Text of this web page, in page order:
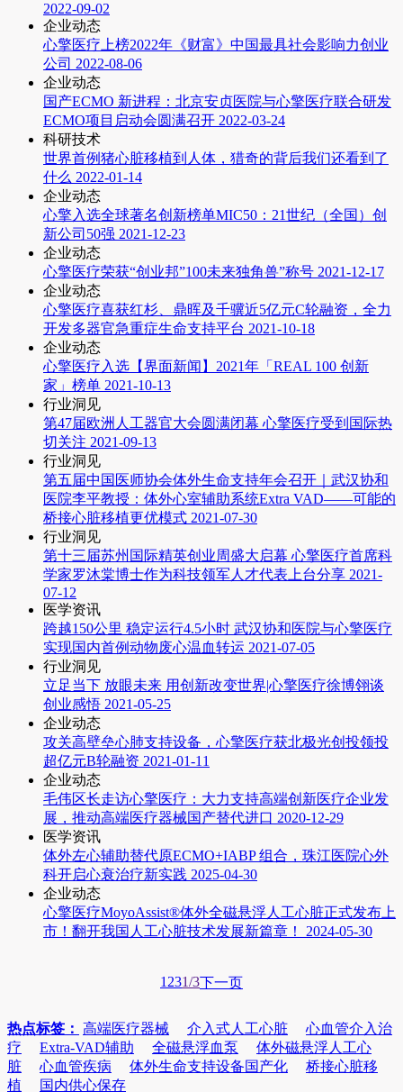
2022-09-02
企业动态
心擎医疗上榜2022年《财富》中国最具社会影响力创业
公司 2022-08-06
企业动态
国产ECMO 新进程：北京安贞医院与心擎医疗联合研发
ECMO项目启动会圆满召开 2022-03-24
科研技术
世界首例猪心脏移植到人体，猎奇的背后我们还看到了
什么 2022-01-14
企业动态
心擎入选全球著名创新榜单MIC50：21世纪（全国）创
新公司50强 2021-12-23
企业动态
心擎医疗荣获“创业邦”100未来独角兽”称号 2021-12-17
企业动态
心擎医疗喜获红杉、鼎晖及千骥近5亿元C轮融资，全力
开发多器官急重症生命支持平台 2021-10-18
企业动态
心擎医疗入选【界面新闻】2021年「REAL 100 创新
家」榜单 2021-10-13
行业洞见
第47届欧洲人工器官大会圆满闭幕 心擎医疗受到国际热
切关注 2021-09-13
行业洞见
第五届中国医师协会体外生命支持年会召开｜武汉协和
医院李平教授：体外心室辅助系统Extra VAD——可能的
桥接心脏移植更优模式 2021-07-30
行业洞见
第十三届苏州国际精英创业周盛大启幕 心擎医疗首席科
学家罗沐棠博士作为科技领军人才代表上台分享 2021-
07-12
医学资讯
跨越150公里 稳定运行4.5小时 武汉协和医院与心擎医疗
实现国内首例动物废心温血转运 2021-07-05
行业洞见
立足当下 放眼未来 用创新改变世界|心擎医疗徐博翎谈
创业感悟 2021-05-25
企业动态
攻关高壁垒心肺支持设备，心擎医疗获北极光创投领投
超亿元B轮融资 2021-01-11
企业动态
毛伟区长走访心擎医疗：大力支持高端创新医疗企业发
展，推动高端医疗器械国产替代进口 2020-12-29
医学资讯
体外左心辅助替代原ECMO+IABP 组合，珠江医院心外
科开启心衰治疗新实践 2025-04-30
企业动态
心擎医疗MoyoAssist®体外全磁悬浮人工心脏正式发布上
市！翻开我国人工心脏技术发展新篇章！
2024-05-30
1 231/3下一页
热点标签： 高端医疗器械 介入式人工心脏
心血管介入治
疗
Extra-VAD辅助 全磁悬浮血泵
体外磁悬浮人工心
脏
心血管疾病 体外生命支持设备国产化
桥接心脏移
植
国内供心保存